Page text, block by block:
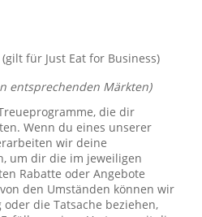
für Just Eat for Business)
entsprechenden Märkten)
die dir
Wenn du eines unserer
wir deine
um dir die im jeweiligen
Rabatte oder Angebote
den Umständen können wir
die Tatsache beziehen,